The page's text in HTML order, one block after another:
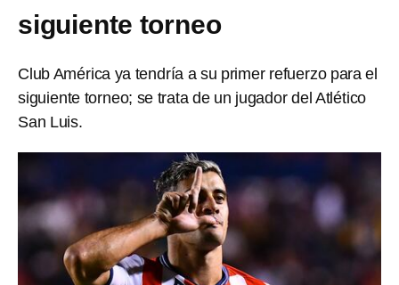
siguiente torneo
Club América ya tendría a su primer refuerzo para el
siguiente torneo; se trata de un jugador del Atlético
San Luis.